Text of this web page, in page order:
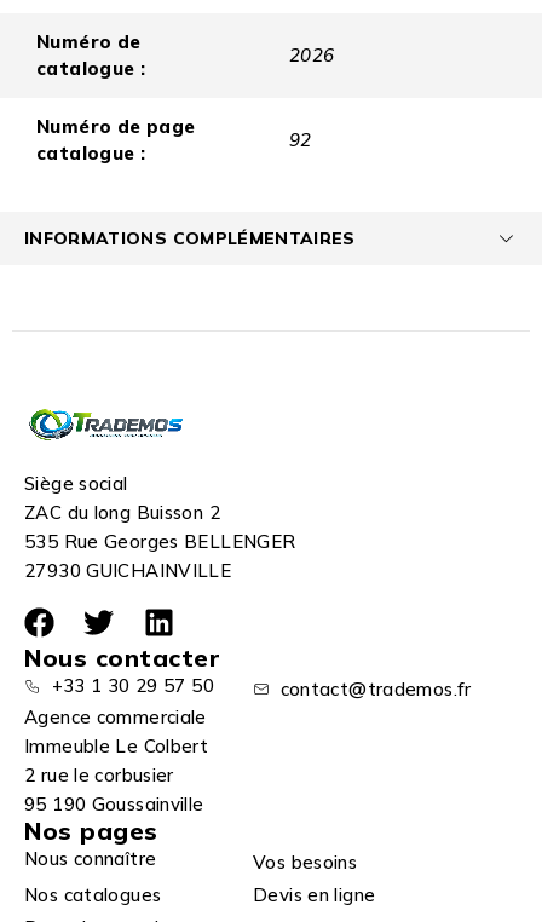
Numéro de
catalogue :
2026
Numéro de page
catalogue :
92
INFORMATIONS COMPLÉMENTAIRES
Siège social
ZAC du long Buisson 2
535 Rue Georges BELLENGER
27930 GUICHAINVILLE
Nous contacter
+33 1 30 29 57 50
contact@trademos.fr
Agence commerciale
Immeuble Le Colbert
2 rue le corbusier
95 190 Goussainville
Nos pages
Nous connaître
Vos besoins
Nos catalogues
Devis en ligne